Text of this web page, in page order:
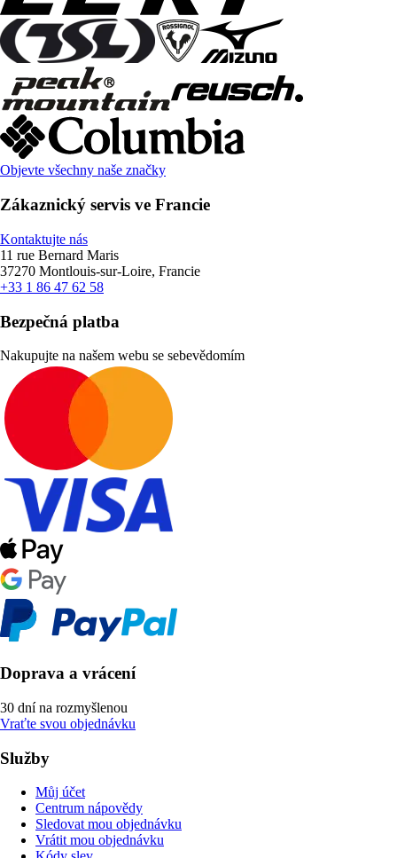
Objevte všechny naše značky
Zákaznický servis ve Francie
Kontaktujte nás
11 rue Bernard Maris
37270 Montlouis-sur-Loire, Francie
+33 1 86 47 62 58
Bezpečná platba
Nakupujte na našem webu se sebevědomím
Doprava a vrácení
30 dní na rozmyšlenou
Vraťte svou objednávku
Služby
Můj účet
Centrum nápovědy
Sledovat mou objednávku
Vrátit mou objednávku